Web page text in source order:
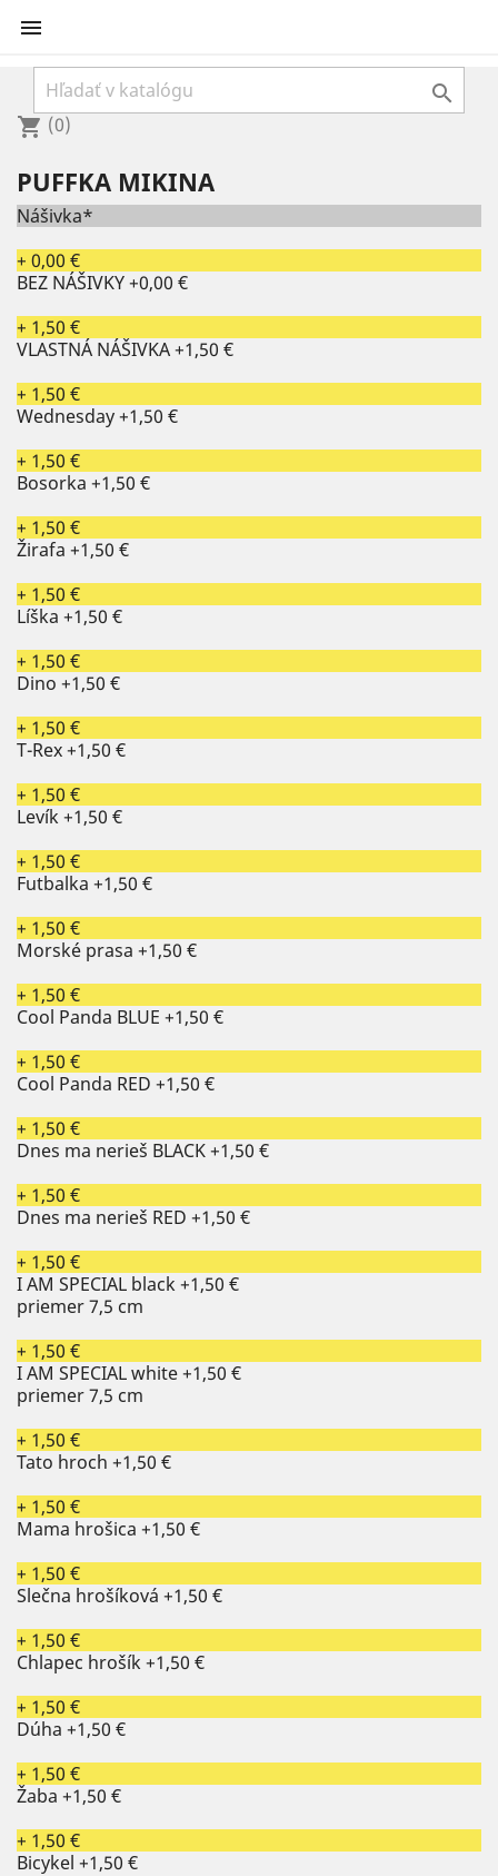


shopping_cart (0)
PUFFKA MIKINA
Nášivka*
+ 0,00 €
BEZ NÁŠIVKY+0,00 €
+ 1,50 €
VLASTNÁ NÁŠIVKA+1,50 €
+ 1,50 €
Wednesday+1,50 €
+ 1,50 €
Bosorka +1,50 €
+ 1,50 €
Žirafa +1,50 €
+ 1,50 €
Líška +1,50 €
+ 1,50 €
Dino +1,50 €
+ 1,50 €
T-Rex+1,50 €
+ 1,50 €
Levík+1,50 €
+ 1,50 €
Futbalka +1,50 €
+ 1,50 €
Morské prasa +1,50 €
+ 1,50 €
Cool Panda BLUE +1,50 €
+ 1,50 €
Cool Panda RED +1,50 €
+ 1,50 €
Dnes ma nerieš BLACK+1,50 €
+ 1,50 €
Dnes ma nerieš RED +1,50 €
+ 1,50 €
I AM SPECIAL black+1,50 €
priemer 7,5 cm
+ 1,50 €
I AM SPECIAL white+1,50 €
priemer 7,5 cm
+ 1,50 €
Tato hroch +1,50 €
+ 1,50 €
Mama hrošica +1,50 €
+ 1,50 €
Slečna hrošíková +1,50 €
+ 1,50 €
Chlapec hrošík+1,50 €
+ 1,50 €
Dúha +1,50 €
+ 1,50 €
Žaba +1,50 €
+ 1,50 €
Bicykel +1,50 €